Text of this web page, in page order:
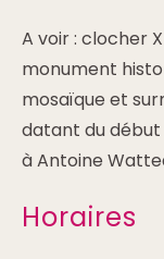
A voir : clocher
monument
mosaïque et
datant du début
à Antoine
Horaires